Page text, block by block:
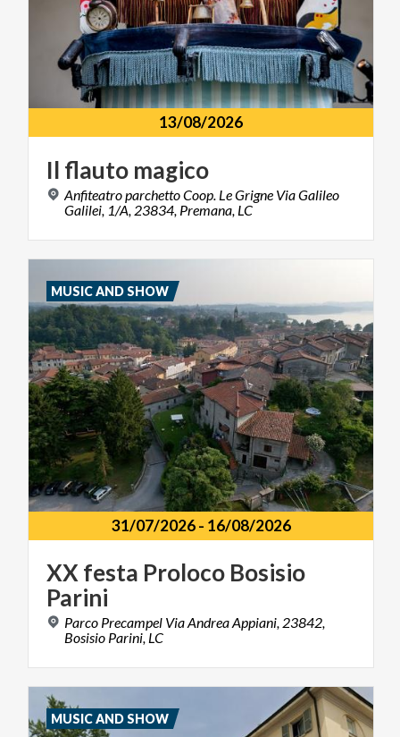
13/08/2026
Il flauto magico
Anfiteatro parchetto Coop. Le Grigne Via Galileo
Galilei, 1/A, 23834, Premana, LC
31/07/2026- 16/08/2026
XX festa Proloco Bosisio
Parini
Parco Precampel Via Andrea Appiani, 23842,
Bosisio Parini, LC
MUSIC AND SHOW
MUSIC AND SHOW